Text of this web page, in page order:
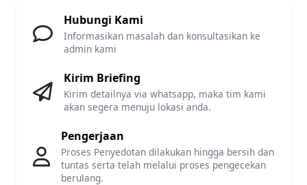
Hubungi Kami
Informasikan masalah dan konsultasikan ke
admin kami
Kirim Briefing
Kirim detailnya via whatsapp, maka tim kami
akan segera menuju lokasi anda.
Pengerjaan
Proses Penyedotan dilakukan hingga bersih dan
tuntas serta telah melalui proses pengecekan
berulang.